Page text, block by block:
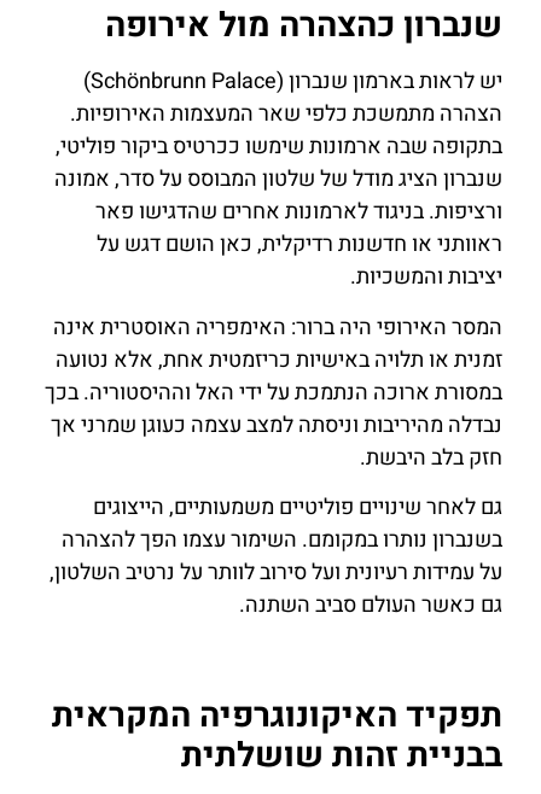
שנברון כהצהרה מול אירופה
יש לראות בארמון שנברון (Schönbrunn Palace)
הצהרה מתמשכת כלפי שאר המעצמות האירופיות.
בתקופה שבה ארמונות שימשו ככרטיס ביקור פוליטי,
שנברון הציג מודל של שלטון המבוסס על סדר, אמונה
ורציפות. בניגוד לארמונות אחרים שהדגישו פאר
ראוותני או חדשנות רדיקלית, כאן הושם דגש על
יציבות והמשכיות.
המסר האירופי היה ברור: האימפריה האוסטרית אינה
זמנית או תלויה באישיות כריזמטית אחת, אלא נטועה
במסורת ארוכה הנתמכת על ידי האל וההיסטוריה. בכך
נבדלה מהיריבות וניסתה למצב עצמה כעוגן שמרני אך
חזק בלב היבשת.
גם לאחר שינויים פוליטיים משמעותיים, הייצוגים
בשנברון נותרו במקומם. השימור עצמו הפך להצהרה
על עמידות רעיונית ועל סירוב לוותר על נרטיב השלטון,
גם כאשר העולם סביב השתנה.
תפקיד האיקונוגרפיה המקראית
בבניית זהות שושלתית